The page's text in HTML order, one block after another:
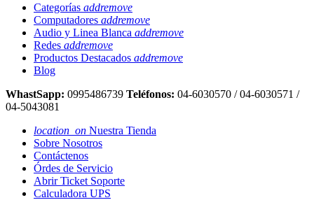
Categorías addremove
Computadores addremove
Audio y Linea Blanca addremove
Redes addremove
Productos Destacados addremove
Blog
WhastSapp: 0995486739 Teléfonos: 04-6030570 / 04-6030571 /
04-5043081
location_on Nuestra Tienda
Sobre Nosotros
Contáctenos
Órdes de Servicio
Abrir Ticket Soporte
Calculadora UPS